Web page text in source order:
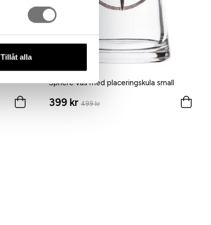
Tillåt alla
Sphere vas med placeringskula small
399 kr 499 kr